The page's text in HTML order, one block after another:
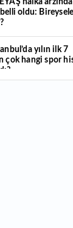
olacak?
halka
oldu:
yılın ilk 7
çok hangi spor